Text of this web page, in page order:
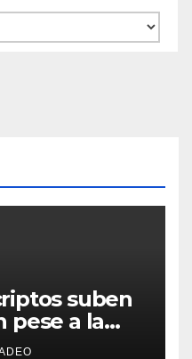
suben
pese a la
Oriente